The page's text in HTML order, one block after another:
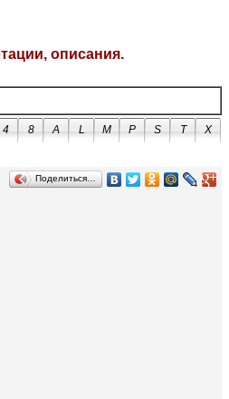
описания.
4 8 A L M P S T
X
Поделиться…